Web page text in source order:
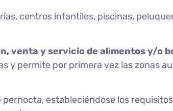
centros infantiles, piscinas,
venta y servicio de alimentos y/o
y permite por primera vez las zonas
estableciéndose los